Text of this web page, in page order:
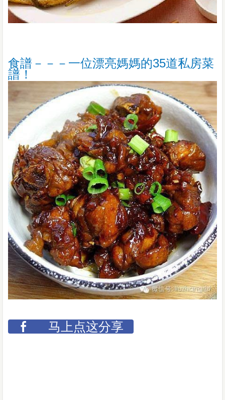
食譜－－－一位漂亮媽媽的35道私房菜
譜！
马上点这分享